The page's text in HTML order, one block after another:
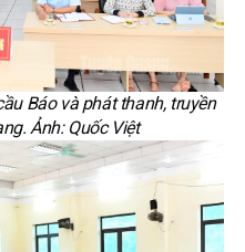
Báo và phát thanh, truyền
Ảnh: Quốc Việt